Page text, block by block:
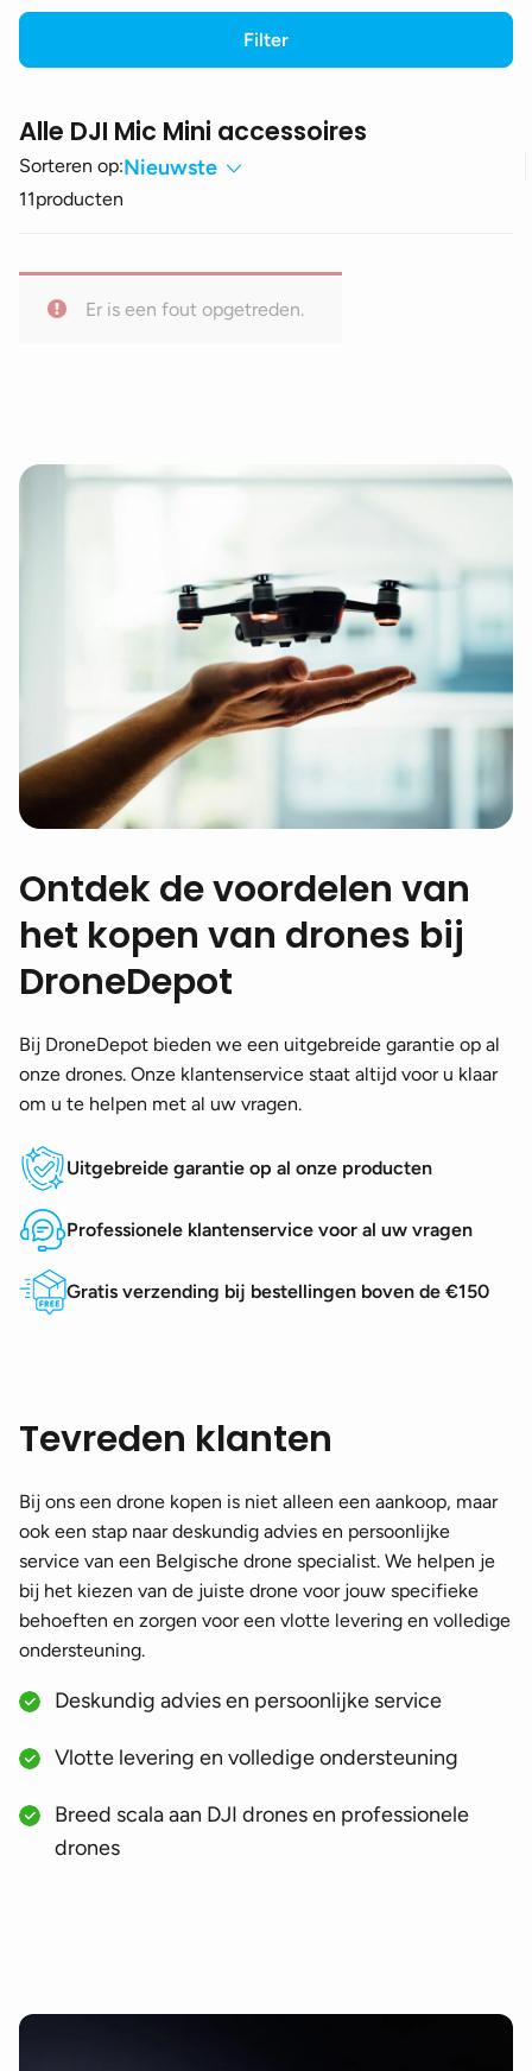
Filter
Alle DJI Mic Mini accessoires
Sorteren op:Nieuwste
11producten
Er is een fout opgetreden.
Ontdek de voordelen van
het kopen van drones bij
DroneDepot
Bij DroneDepot bieden we een uitgebreide garantie op al
onze drones. Onze klantenservice staat altijd voor u klaar
om u te helpen met al uw vragen.
Uitgebreide garantie op al onze producten
Professionele klantenservice voor al uw vragen
Gratis verzending bij bestellingen boven de €150
Tevreden klanten
Bij ons een drone kopen is niet alleen een aankoop, maar
ook een stap naar deskundig advies en persoonlijke
service van een Belgische drone specialist. We helpen je
bij het kiezen van de juiste drone voor jouw specifieke
behoeften en zorgen voor een vlotte levering en volledige
ondersteuning.
Deskundig advies en persoonlijke service
Vlotte levering en volledige ondersteuning
Breed scala aan DJI drones en professionele
drones